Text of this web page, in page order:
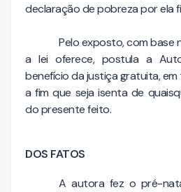
declaração de pobreza por ela
Pelo exposto, com base
a lei oferece, postula a
benefício da justiça gratuita,
a fim que seja isenta de
do presente feito.
DOS FATOS
A autora fez o pré-